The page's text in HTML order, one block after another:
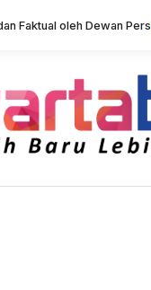
Faktual oleh Dewan Pers